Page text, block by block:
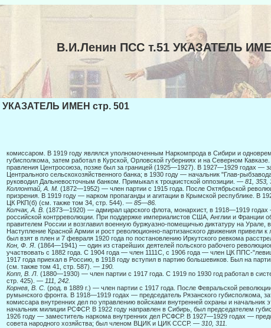
В.И.Ленин ПСС т.51 УКАЗАТЕЛЬ
УКАЗАТЕЛЬ ИМЕН стр. 501
комиссаром. В 1919 году являлся уполномоченным Наркомпрода в Сибири и
губисполкома, затем работал в Курской, Орловской губерниях и на Северном
правления Центросоюза, позже был за границей (1925—1927). В 1927—1929 годах —
Центрального сельскохозяйственного банка; в 1930 году — начальник "Глав-
руководил Дальневосточным банком. Примыкал к троцкист­ской оппозиции. — 81, 353,
Коллонтай, А. М. (1872—1952) — член партии с 1915 года. После Октябрьской
призрения. В 1919 году — нарком пропаганды и агитации в Крымской республике. В
ЦК РКП(б) (см. также том 34, стр. 544). — 85—86.
Колчак, А. В. (1873—1920) — адмирал царского флота, монархист, в 1918—1919 годах
российской контрреволюции. При поддержке империалистов США, Англии и Франции
правителем России и возглавил военную буржуазно-помещичью дик­татуру на Урале,
Наступление Красной Армии и рост революционно-партизанского движения привели
был взят в плен и 7 февраля 1920 года по постановлению Иркутского ревкома
Кон, Ф. Я. (1864—1941) — один из старейших деятелей польского рабочего
участвовать с 1882 года. С 1904 года — член 1111С, с 1906 года — член ЦК ППС-
1917 года приехал в Россию, в 1918 году вступил в партию большевиков. Был на
(см. также том 41, стр. 587). — 190.
Копп, В. Л. (1880—1930) — член партии с 1917 года. С 1919 по 1930 год работал в
стр. 425). — 111, 242.
Корнев, В. С. (род. в 1889 г.) — член партии с 1917 года. После Февральской
румынского фронта. В 1918—1919 годах — председатель Рязанского губисполкома,
комиссара внутренних дел по управлению войсками внутренней охраны и начальник
начальник милиции РСФСР. В 1922 году направлен в Сибирь, был председателем
1926 году — заместитель наркома внутренних дел РСФСР. В 1927—1929 годах —
совета народного хозяйства; был членом ВЦИК и ЦИК СССР. — 310, 311.